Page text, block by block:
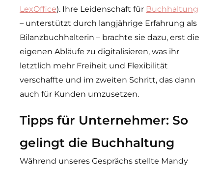
LexOffice). Ihre Leidenschaft für Buchhaltung
– unterstützt durch langjährige Erfahrung als
Bilanzbuchhalterin – brachte sie dazu, erst die
eigenen Abläufe zu digitalisieren, was ihr
letztlich mehr Freiheit und Flexibilität
verschaffte und im zweiten Schritt, das dann
auch für Kunden umzusetzen.
Tipps für Unternehmer: So
gelingt die Buchhaltung
Während unseres Gesprächs stellte Mandy